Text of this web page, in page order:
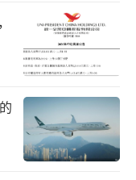
首席执行官Ra
儿奶粉制造商美
立部门，健康
公司聚焦于利
如婴儿配方奶